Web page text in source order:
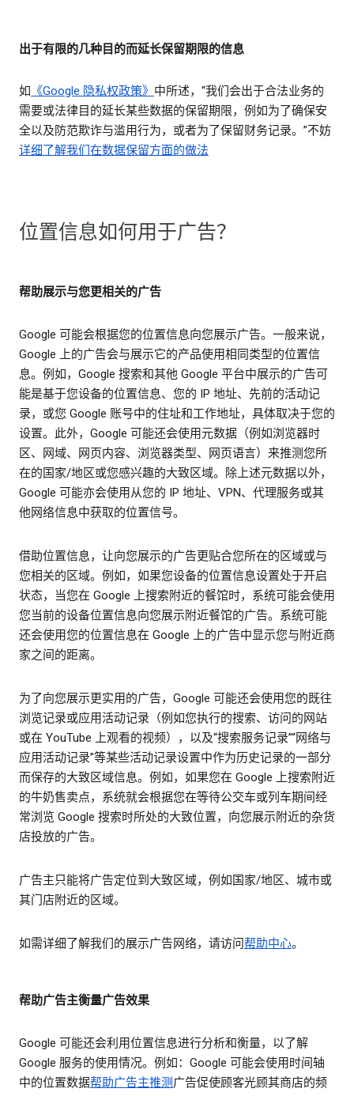
出于有限的几种目的而延长保留期限的信息
如 《Google 隐私权政策》 中所述，“我们会出于合法业务的
需要或法律目的延长某些数据的保留期限，例如为了确保安
全以及防范欺诈与滥用行为，或者为了保留财务记录。”不妨
详细了解我们在数据保留方面的做法
位置信息如何用于广告？
帮助展示与您更相关的广告
Google 可能会根据您的位置信息向您展示广告。一般来说，
Google 上的广告会与展示它的产品使用相同类型的位置信
息。例如，Google 搜索和其他 Google 平台中展示的广告可
能是基于您设备的位置信息、您的 IP 地址、先前的活动记
录，或您 Google 账号中的住址和工作地址，具体取决于您的
设置。此外，Google 可能还会使用元数据（例如浏览器时
区、网域、网页内容、浏览器类型、网页语言）来推测您所
在的国家/地区或您感兴趣的大致区域。除上述元数据以外，
Google 可能亦会使用从您的 IP 地址、VPN、代理服务或其
他网络信息中获取的位置信号。
借助位置信息，让向您展示的广告更贴合您所在的区域或与
您相关的区域。例如，如果您设备的位置信息设置处于开启
状态，当您在 Google 上搜索附近的餐馆时，系统可能会使用
您当前的设备位置信息向您展示附近餐馆的广告。系统可能
还会使用您的位置信息在 Google 上的广告中显示您与附近商
家之间的距离。
为了向您展示更实用的广告，Google 可能还会使用您的既往
浏览记录或应用活动记录（例如您执行的搜索、访问的网站
或在 YouTube 上观看的视频），以及“搜索服务记录”“网络与
应用活动记录”等某些活动记录设置中作为历史记录的一部分
而保存的大致区域信息。例如，如果您在 Google 上搜索附近
的牛奶售卖点，系统就会根据您在等待公交车或列车期间经
常浏览 Google 搜索时所处的大致位置，向您展示附近的杂货
店投放的广告。
广告主只能将广告定位到大致区域，例如国家/地区、城市或
其门店附近的区域。
如需详细了解我们的展示广告网络，请访问帮助中心。
帮助广告主衡量广告效果
Google 可能还会利用位置信息进行分析和衡量，以了解
Google 服务的使用情况。例如：Google 可能会使用时间轴
中的位置数据帮助广告主推测 广告促使顾客光顾其商店的频